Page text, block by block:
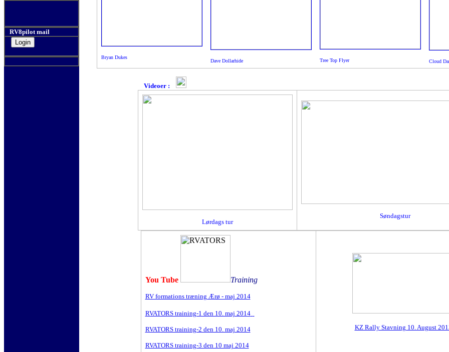
RV8pilot mail
Bryan Dukes
Dave Dollarhide Tree Top Flyer Cloud
Videoer :
Lørdags tur
Søndagstur
You Tube Training
RV formations træning Ærø - maj 2014
RVATORS training-1 den 10. maj 2014
RVATORS training-2 den 10. maj 2014
RVATORS training-3 den 10 maj 2014
KZ Rally Stavning 10. August